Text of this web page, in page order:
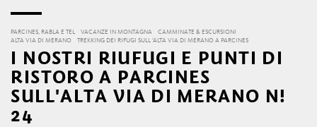
PARCINES, RABLA E TEL VACANZE IN MONTAGNA
CAMMINATE & ESCURSIONI
ALTA VIA DI MERANO
TREKKING DEI RIFUGI SULL ’ALTA VIA DI MERANO A PARCINES
I NOSTRI RIUFUGI E PUNTI DI
RISTORO A PARCINES
SULL'ALTA VIA DI MERANO N!
24